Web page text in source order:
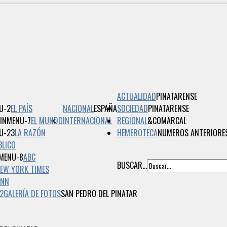
ACTUALIDADPINATARENSE
NACIONALESPAÑA
EL PAÍS
EL MUNDO
LA RAZÓN
ABC
INTERNACIONAL
YORK TIMES
SOCIEDADPINATARENSE
GALERÍA DE FOTOSSAN PEDRO DEL PINATAR
REGIONAL&COMARCAL
HEMEROTECANUMEROS
BUSCAR...